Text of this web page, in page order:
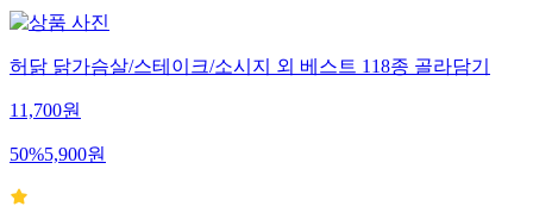
허닭 닭가슴살/스테이크/소시지 외 베스트 118종 골라담기
11,700원
50%5,900원